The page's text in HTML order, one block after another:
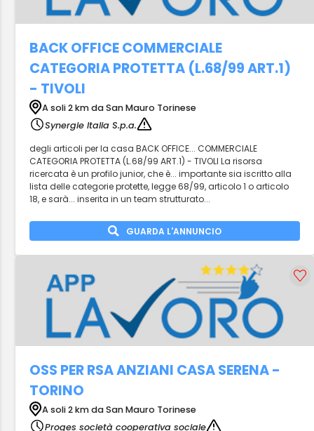
BACK OFFICE COMMERCIALE
CATEGORIA PROTETTA (L.68/99 ART.1)
- TIVOLI
A soli 2 km da San Mauro Torinese
Synergie Italia S.p.a.
degli articoli per la casa BACK OFFICE... COMMERCIALE
CATEGORIA PROTETTA (L.68/99 ART.1) - TIVOLI La risorsa
ricercata è un profilo junior, che è... importante sia iscritto alla
lista delle categorie protette, legge 68/99, articolo 1 o articolo
18, e sarà... inserita in un team strutturato...
GUARDA L'ANNUNCIO
OSS PER RSA ANZIANI CASA SERENA -
TORINO
A soli 2 km da San Mauro Torinese
Proges società cooperativa sociale